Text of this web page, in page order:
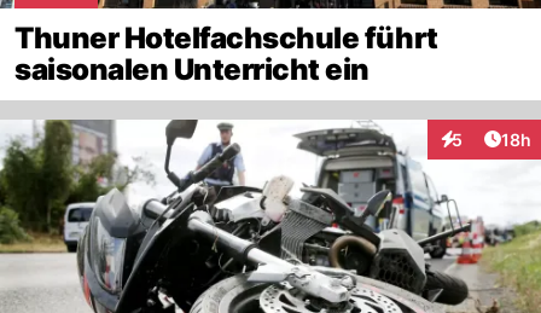
Thuner Hotelfachschule führt
saisonalen Unterricht ein
5
Interaktionen
18h